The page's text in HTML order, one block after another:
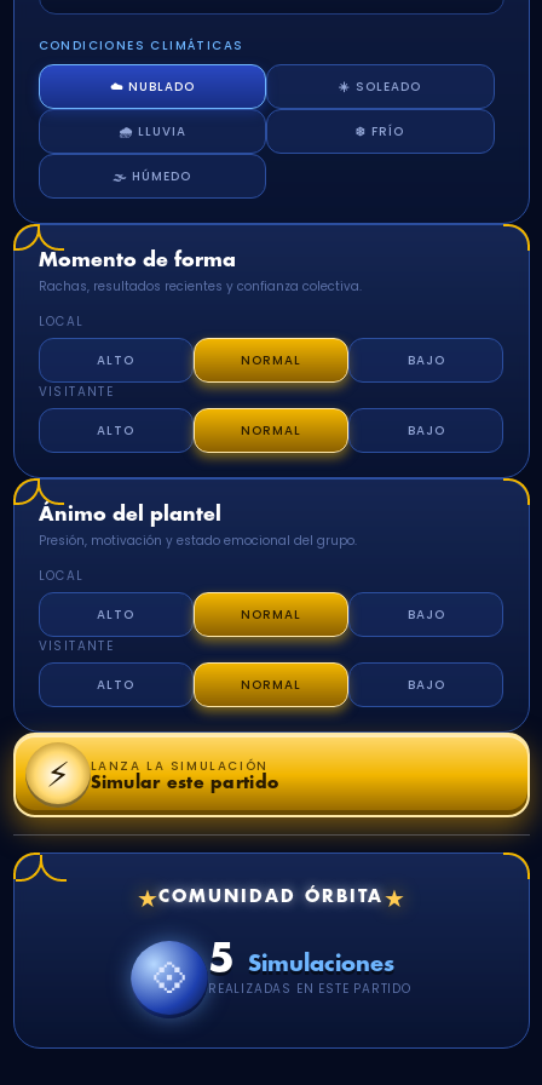
CONDICIONES CLIMÁTICAS
☁️ NUBLADO ☀️ SOLEADO
🌧️ LLUVIA ❄️ FRÍO
🌫️ HÚMEDO
Momento de forma
Rachas, resultados recientes y confianza colectiva.
LOCAL
ALTO NORMAL
BAJO
VISITANTE
ALTO NORMAL BAJO
Ánimo del plantel
Presión, motivación y estado emocional del grupo.
LOCAL
ALTO NORMAL
BAJO
VISITANTE
ALTO NORMAL BAJO
⚡ LANZA LA SIMULACIÓN
Simular este partido
★COMUNIDAD ÓRBITA★
💠 5Simulaciones
REALIZADAS EN ESTE PARTIDO